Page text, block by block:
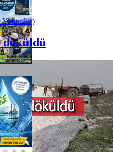
Yorumlar)
döküldü